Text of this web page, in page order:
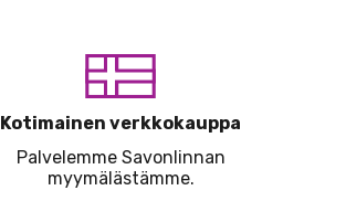
Kotimainen verkkokauppa
Palvelemme Savonlinnan
myymälästämme.